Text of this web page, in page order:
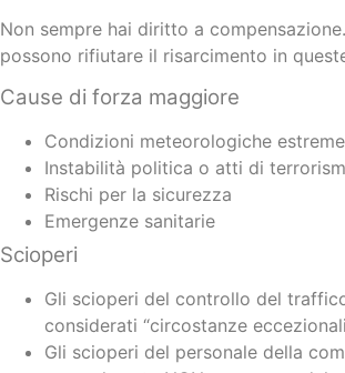
Non sempre hai diritto a
possono rifiutare il risarcimento in
Cause di forza maggiore
Condizioni meteorologiche estreme
Instabilità politica o atti di
Rischi per la sicurezza
Emergenze sanitarie
Scioperi
Gli scioperi del controllo del
considerati “circostanze
Gli scioperi del personale della